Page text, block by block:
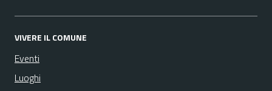
VIVERE IL COMUNE
Eventi
Luoghi